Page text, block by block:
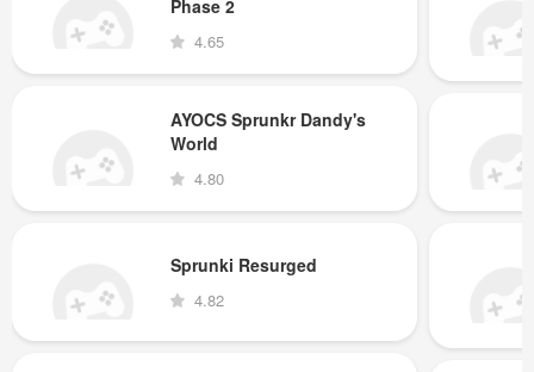
Phase 2
4.65
AYOCS Sprunkr Dandy's
World
4.80
Sprunki Resurged
4.82